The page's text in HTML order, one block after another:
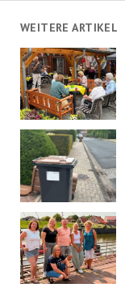
WEITERE ARTIKEL